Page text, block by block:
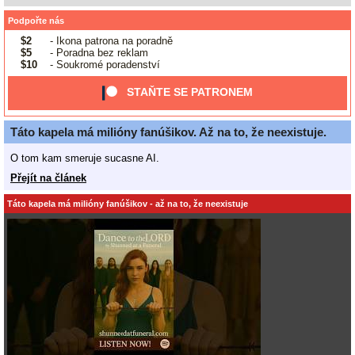
Podpořte nás
$2
- Ikona patrona na poradně
$5
- Poradna bez reklam
$10
- Soukromé poradenství
STAŇTE SE PATRONEM
Táto kapela má milióny fanúšikov. Až na to, že neexistuje.
O tom kam smeruje sucasne AI.
Přejít na článek
Táto kapela má milióny fanúšikov - až na to, že neexistuje